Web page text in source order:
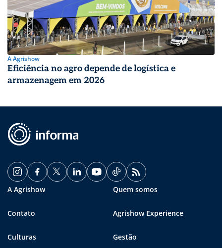
A Agrishow
Eficiência no agro depende de logística e
armazenagem em 2026
A Agrishow Quem somos
Contato Agrishow Experience
Culturas Gestão